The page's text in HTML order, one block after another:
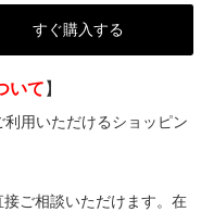
すぐ購入する
いて 】
用いただけるショッピン
ご相談いただけます。在